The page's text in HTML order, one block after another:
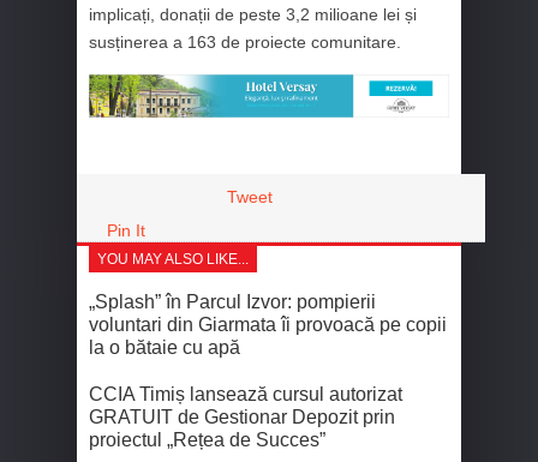
implicați, donații de peste 3,2 milioane lei și
susținerea a 163 de proiecte comunitare.
Tweet
Pin It
YOU MAY ALSO LIKE...
„Splash” în Parcul Izvor: pompierii
voluntari din Giarmata îi provoacă pe copii
la o bătaie cu apă
CCIA Timiș lansează cursul autorizat
GRATUIT de Gestionar Depozit prin
proiectul „Rețea de Succes”